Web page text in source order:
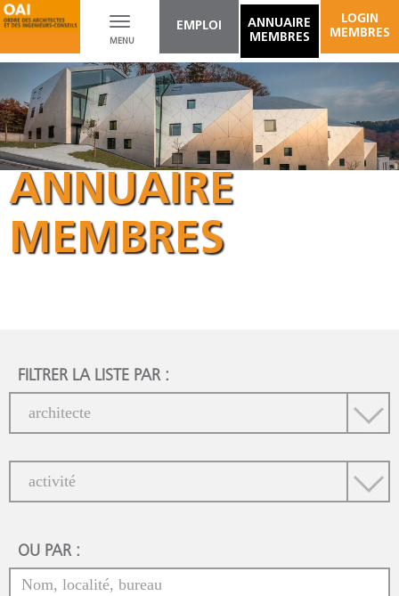
Toggle
navigation
MENU
EMPLOI
ANNUAIRE
MEMBRES
LOGIN
MEMBRES
ANNUAIRE
MEMBRES
FILTRER LA LISTE PAR :
OU PAR :